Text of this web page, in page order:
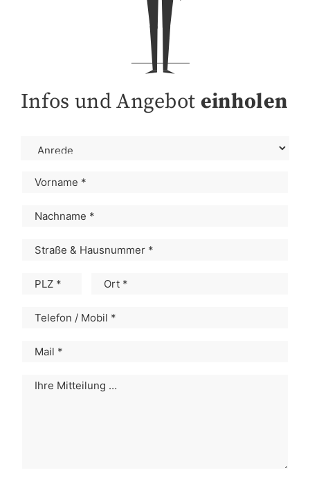
Infos und Angebot einholen